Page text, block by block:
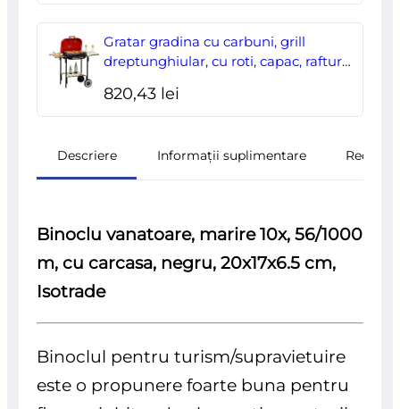
Gratar gradina cu carbuni, grill
dreptunghiular, cu roti, capac, rafturi,
820,43 lei
Descriere Informații suplimentare
Binoclu vanatoare, marire 10x, 56/1000
m, cu carcasa, negru, 20x17x6.5 cm,
Isotrade
Binoclul pentru turism/supravietuire
este o propunere foarte buna pentru